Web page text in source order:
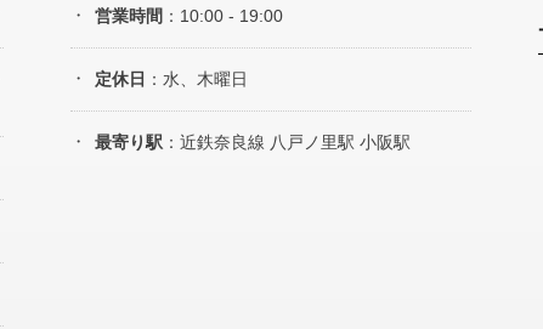
営業時間 ：10:00 - 19:00
定休日 ：水、木曜日
最寄り駅 ：近鉄奈良線 八戸ノ里駅 小阪駅